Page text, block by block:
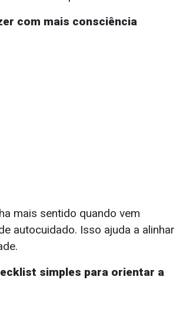
com mais consciência
mais sentido quando vem
autocuidado. Isso ajuda a alinhar
simples para orientar a